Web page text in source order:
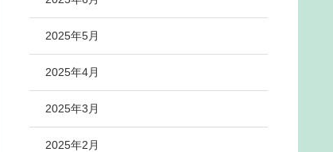
2025年5月
2025年4月
2025年3月
2025年2月